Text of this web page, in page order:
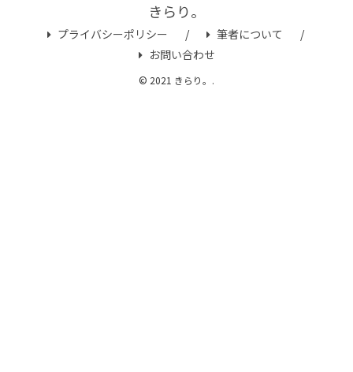
きらり。
プライバシーポリシー
筆者について
お問い合わせ
© 2021 きらり。.